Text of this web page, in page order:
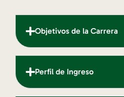
Objetivos de la Carrera
Perfil de Ingreso